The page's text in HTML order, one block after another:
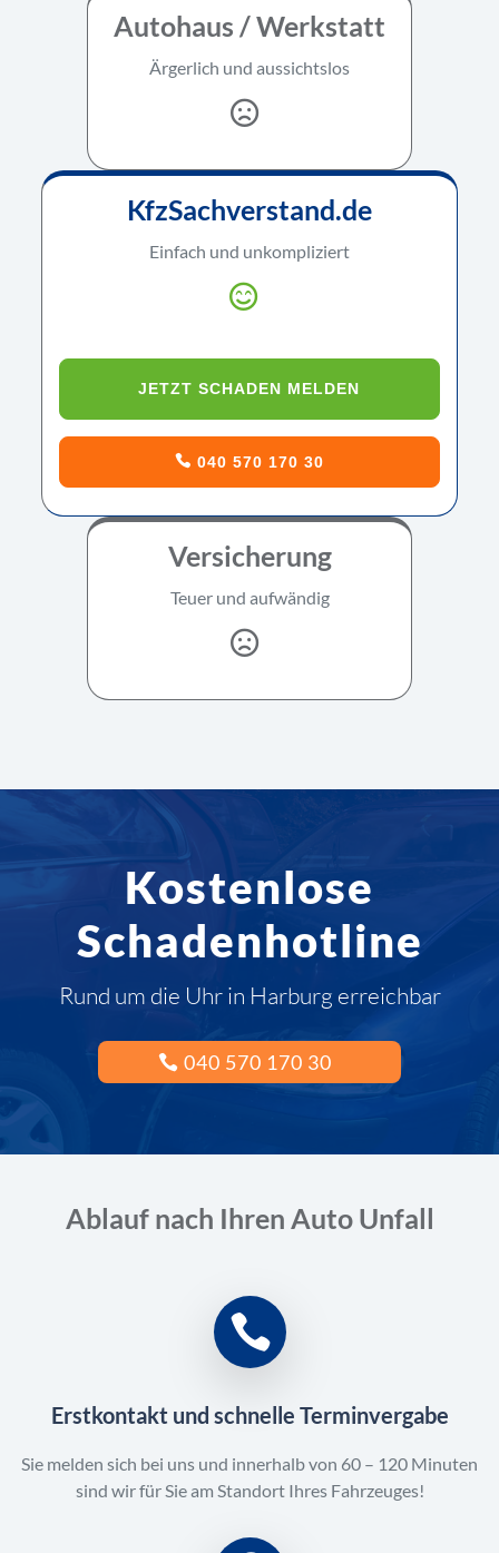
Autohaus / Werkstatt
Ärgerlich und aussichtslos
KfzSachverstand.de
Einfach und unkompliziert
JETZT SCHADEN MELDEN
040 570 170 30
Versicherung
Teuer und aufwändig
Kostenlose
Schadenhotline
Rund um die Uhr in Harburg erreichbar
040 570 170 30
Ablauf nach Ihren Auto Unfall
Erstkontakt und schnelle Terminvergabe
Sie melden sich bei uns und innerhalb von 60 – 120 Minuten
sind wir für Sie am Standort Ihres Fahrzeuges!